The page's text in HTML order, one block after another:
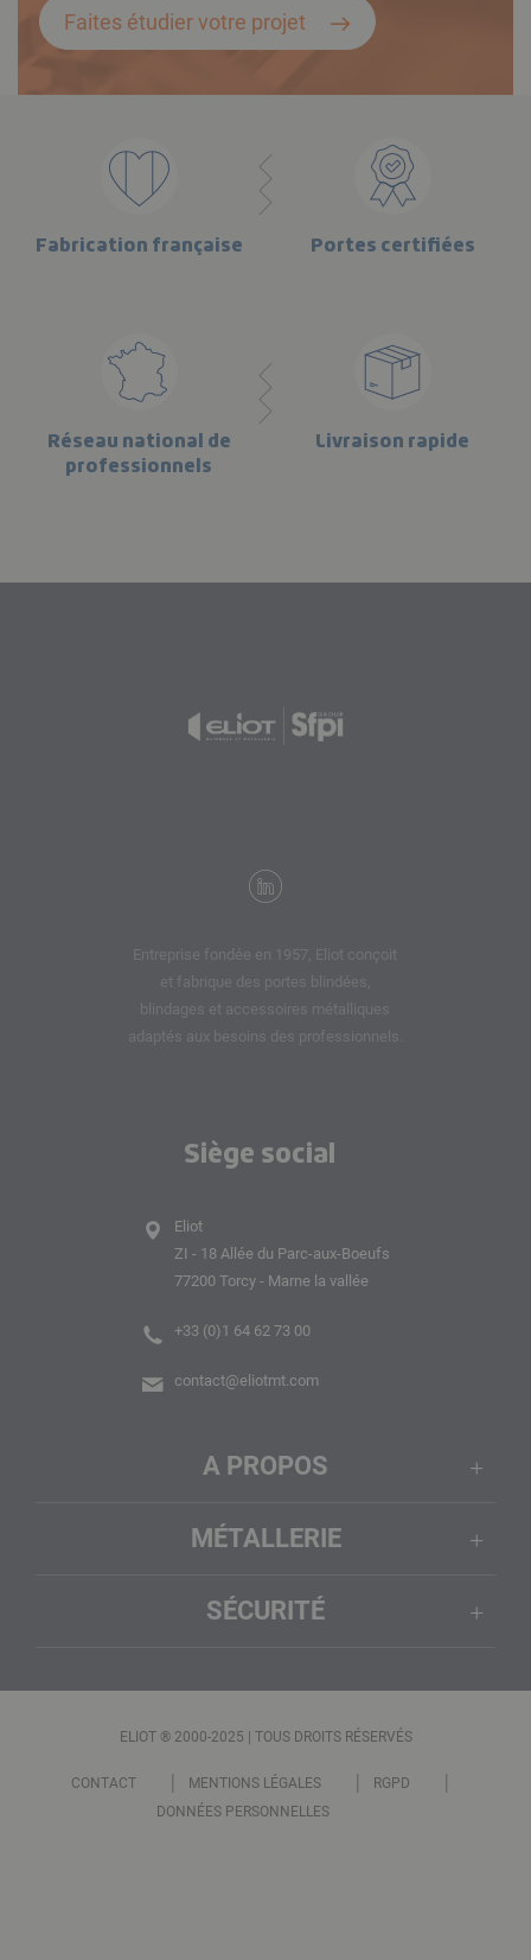
Faites étudier votre projet
Fabrication française Portes certifiées
Réseau national de
professionnels
Livraison rapide
Siège social
Eliot
ZI - 18 Allée du Parc-aux-Boeufs
77200 Torcy - Marne la vallée
+33 (0)1 64 62 73 00
contact@eliotmt.com
A PROPOS
Entreprise fondée en 1957, Eliot conçoit
et fabrique des portes blindées,
blindages et accessoires métalliques
adaptés aux besoins des professionnels.
MÉTALLERIE
SÉCURITÉ
ELIOT ® 2000-2025 | TOUS DROITS RÉSERVÉS
CONTACT MENTIONS LÉGALES
RGPD
DONNÉES PERSONNELLES